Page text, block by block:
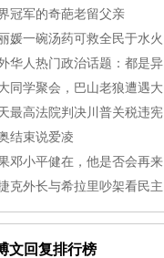
冠军的奇葩老留父亲
媛一碗汤药可救全民于水火
华人热门政治话题：都是异
同学聚会，巴山老狼遭遇大
最高法院判决川普关税违宪
结束说爱凌
邓小平健在，他是否会再来
克外长与希拉里吵架看民主
文回复排行榜